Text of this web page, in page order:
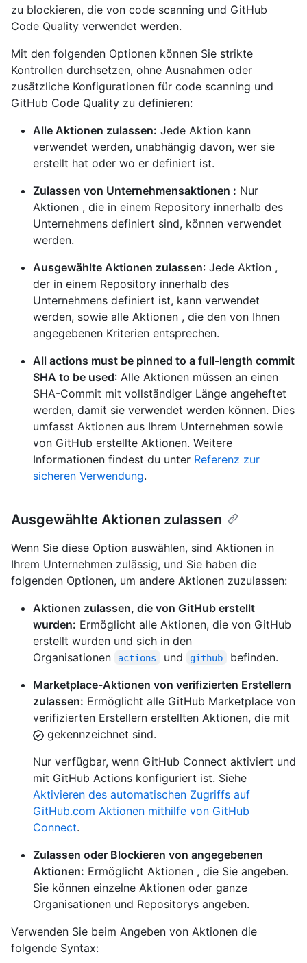
zu blockieren, die von code scanning und GitHub
Code Quality verwendet werden.
Mit den folgenden Optionen können Sie strikte
Kontrollen durchsetzen, ohne Ausnahmen oder
zusätzliche Konfigurationen für code scanning und
GitHub Code Quality zu definieren:
Alle Aktionen zulassen: Jede Aktion kann
verwendet werden, unabhängig davon, wer sie
erstellt hat oder wo er definiert ist.
Zulassen von Unternehmensaktionen : Nur
Aktionen , die in einem Repository innerhalb des
Unternehmens definiert sind, können verwendet
werden.
Ausgewählte Aktionen zulassen: Jede Aktion ,
der in einem Repository innerhalb des
Unternehmens definiert ist, kann verwendet
werden, sowie alle Aktionen , die den von Ihnen
angegebenen Kriterien entsprechen.
All actions must be pinned to a full-length commit
SHA to be used: Alle Aktionen müssen an einen
SHA-Commit mit vollständiger Länge angeheftet
werden, damit sie verwendet werden können. Dies
umfasst Aktionen aus Ihrem Unternehmen sowie
von GitHub erstellte Aktionen. Weitere
Informationen findest du unter Referenz zur
sicheren Verwendung.
Ausgewählte Aktionen zulassen
Wenn Sie diese Option auswählen, sind Aktionen in
Ihrem Unternehmen zulässig, und Sie haben die
folgenden Optionen, um andere Aktionen zuzulassen:
Aktionen zulassen, die von GitHub erstellt
wurden: Ermöglicht alle Aktionen, die von GitHub
erstellt wurden und sich in den
Organisationen
actions und github
befinden.
Marketplace-Aktionen von verifizierten Erstellern
zulassen: Ermöglicht alle GitHub Marketplace von
verifizierten Erstellern erstellten Aktionen, die mit
gekennzeichnet sind.
Nur verfügbar, wenn GitHub Connect aktiviert und
mit GitHub Actions konfiguriert ist. Siehe
Aktivieren des automatischen Zugriffs auf
GitHub.com Aktionen mithilfe von GitHub
Connect.
Zulassen oder Blockieren von angegebenen
Aktionen: Ermöglicht Aktionen , die Sie angeben.
Sie können einzelne Aktionen oder ganze
Organisationen und Repositorys angeben.
Verwenden Sie beim Angeben von Aktionen die
folgende Syntax: